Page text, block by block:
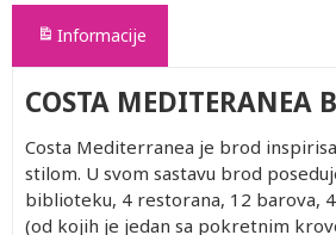
Informacije
COSTA MEDITERANEA
Costa Mediterranea je brod
stilom. U svom sastavu brod
biblioteku, 4 restorana, 12 barova,
(od kojih je jedan sa pokretnim